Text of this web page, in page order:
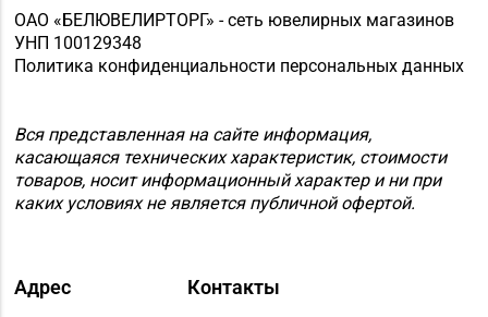
ОАО «БЕЛЮВЕЛИРТОРГ» - сеть ювелирных магазинов
УНП 100129348
Политика конфиденциальности персональных данных
Вся представленная на сайте информация,
касающаяся технических характеристик, стоимости
товаров, носит информационный характер и ни при
каких условиях не является публичной офертой.
Адрес Контакты